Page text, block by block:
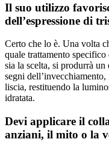
Il suo utilizzo
dell’espressione di
Certo che lo è. Una volta
quale trattamento
sia la scelta, si produrrà
segni
liscia, restituendo la
idratata.
Devi applicare il
anziani, il mito o la